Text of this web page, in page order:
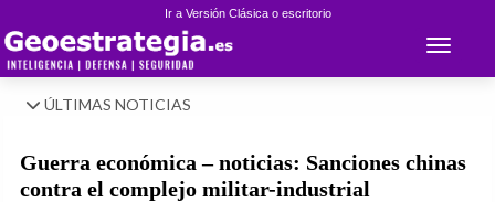
Ir a Versión Clásica o escritorio
Toggle
ÚLTIMAS NOTICIAS
Guerra económica – noticias: Sanciones chinas
contra el complejo militar-industrial